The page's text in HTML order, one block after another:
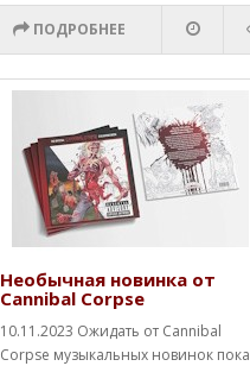
ПОДРОБНЕЕ
Необычная новинка от
Cannibal Corpse
10.11.2023 Ожидать от Cannibal
Corpse музыкальных новинок пока